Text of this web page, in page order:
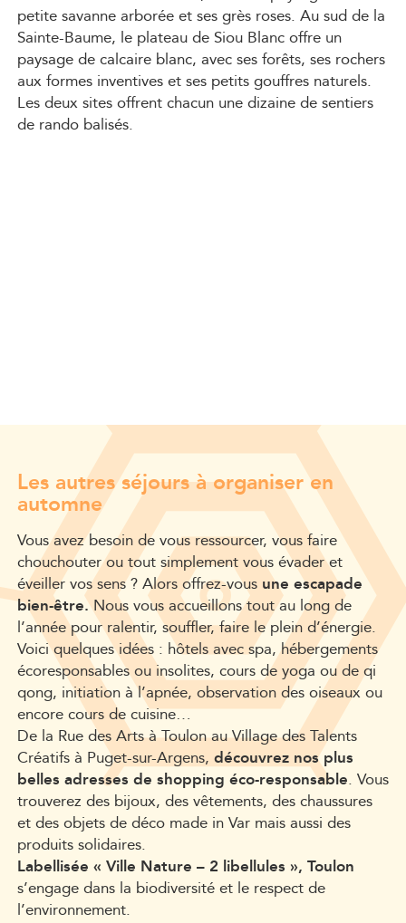
petite savanne arborée et ses grès roses. Au sud de la
Sainte-Baume, le plateau de Siou Blanc offre un
paysage de calcaire blanc, avec ses forêts, ses rochers
aux formes inventives et ses petits gouffres naturels.
Les deux sites offrent chacun une dizaine de sentiers
de rando balisés.
Les autres séjours à organiser en
automne
Vous avez besoin de vous ressourcer, vous faire
chouchouter ou tout simplement vous évader et
éveiller vos sens ? Alors offrez-vous une escapade
bien-être.Nous vous accueillons tout au long de
l’année pour ralentir, souffler, faire le plein d’énergie.
Voici quelques idées : hôtels avec spa, hébergements
écoresponsables ou insolites, cours de yoga ou de qi
qong, initiation à l’apnée, observation des oiseaux ou
encore cours de cuisine…
De la Rue des Arts à Toulon au Village des Talents
Créatifs à Puget-sur-Argens, découvrez nos plus
belles adresses de shopping éco-responsable. Vous
trouverez des bijoux, des vêtements, des chaussures
et des objets de déco made in Var mais aussi des
produits solidaires.
Labellisée « Ville Nature – 2 libellules », Toulon
s’engage dans la biodiversité et le respect de
l’environnement.